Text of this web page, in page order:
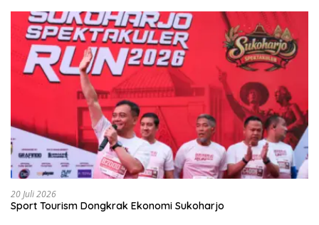
20 Juli 2026
Sport Tourism Dongkrak Ekonomi Sukoharjo